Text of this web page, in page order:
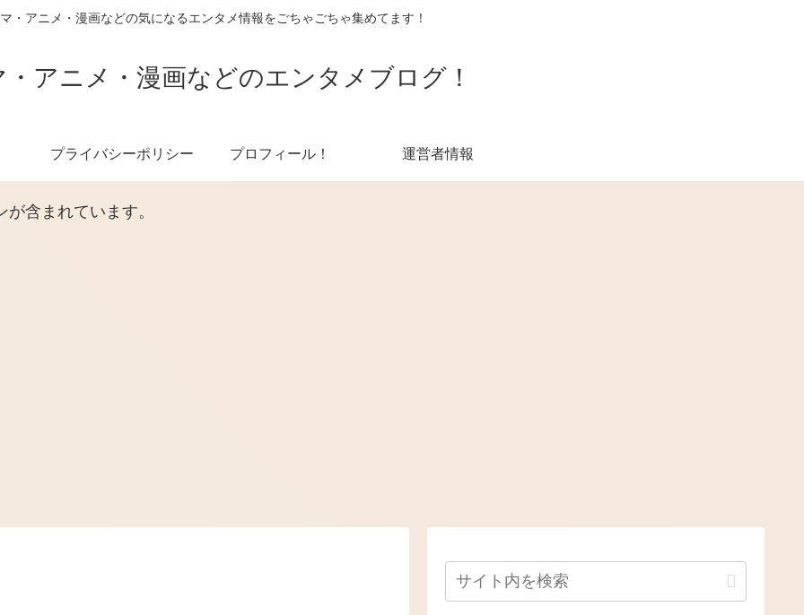
マ・アニメ・漫画などの気になるエンタメ情報をごちゃごちゃ集めてます！
・アニメ・漫画などのエンタメブログ！
プライバシーポリシー プロフィール！ 運営者情報
含まれています。